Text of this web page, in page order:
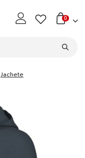
0
Jachete